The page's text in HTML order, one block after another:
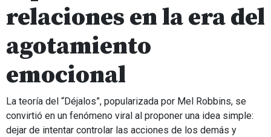
relaciones en la era del
agotamiento
emocional
La teoría del “Déjalos”, popularizada por Mel Robbins, se
convirtió en un fenómeno viral al proponer una idea simple:
dejar de intentar controlar las acciones de los demás y